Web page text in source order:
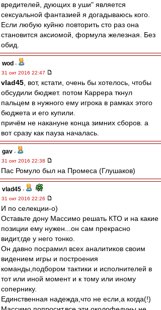
вредителей, дующих в уши" является
сексуальной фантазией я догадываюсь кого.
Если любую куйню повторить сто раз она
становится аксиомой, формула железная. Без
обид.
wod -
31 окт 2016 22:47
vlad45 , вот, кстати, очень бы хотелось, чтобы
обсудили бюджет. потом Каррера ткнул
пальцем в нужного ему игрока в рамках этого
бюджета и его купили.
причём не накануне конца зимних сборов. а
вот сразу как пауза началась.
gav -
31 окт 2016 22:38
Пас Ромуло был на Промеса (Глушаков)
vlad45 -
31 окт 2016 22:26
И по селекции-о)
Оставьте дону Массимо решать КТО и на какие
позиции ему нужен...он сам прекрасно
видит,где у него тонко.
Он давно посрамил всех аналитиков своим
видением игры и построения
команды,подбором тактики и исполнителей в
тот или иной момент и к тому или иному
сопернику.
Единственная надежда,что не если,а когда(!)